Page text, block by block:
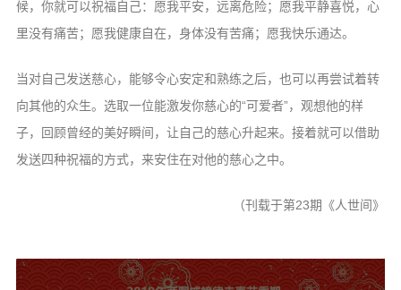
候，你就可以祝福自己：愿我平安，远离危险；愿我平静喜悦，心
里没有痛苦；愿我健康自在，身体没有苦痛；愿我快乐通达。
当对自己发送慈心，能够令心安定和熟练之后，也可以再尝试着转
向其他的众生。选取一位能激发你慈心的“可爱者”，观想他的样
子，回顾曾经的美好瞬间，让自己的慈心升起来。接着就可以借助
发送四种祝福的方式，来安住在对他的慈心之中。
（刊载于第23期《人世间》